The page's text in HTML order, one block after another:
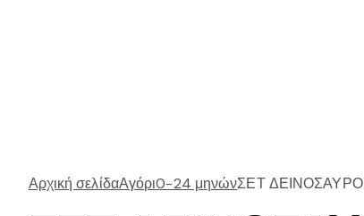
Αρχική σελίδαΑγόρι0-24 μηνώνΣΕΤ